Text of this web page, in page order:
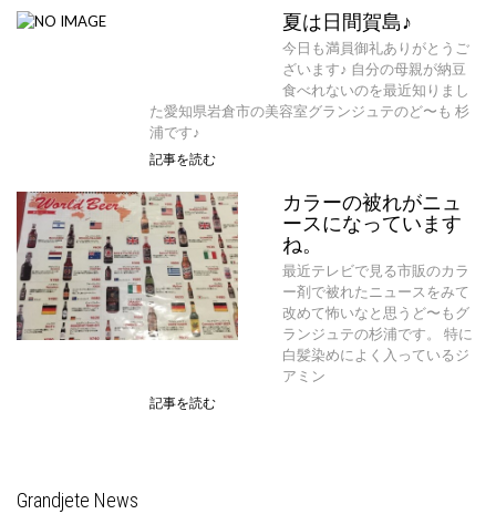
夏は日間賀島♪
今日も満員御礼ありがとうご
ざいます♪ 自分の母親が納豆
食べれないのを最近知りまし
た愛知県岩倉市の美容室グランジュテのど〜も 杉
浦です♪
記事を読む
カラーの被れがニュ
ースになっています
ね。
最近テレビで見る市販のカラ
ー剤で被れたニュースをみて
改めて怖いなと思うど〜もグ
ランジュテの杉浦です。 特に
白髪染めによく入っているジ
アミン
記事を読む
Grandjete News